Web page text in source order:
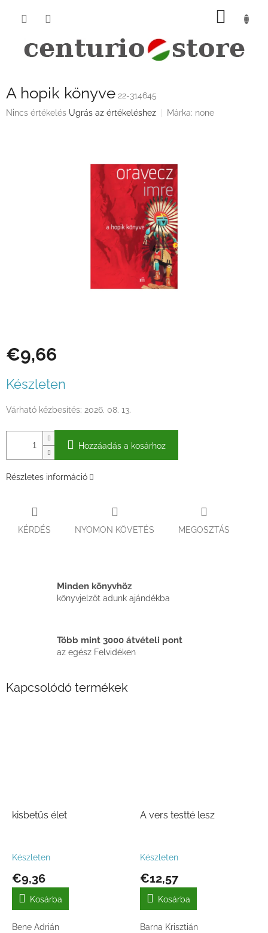
KOSÁR
A hopik könyve 22-314645
A
Nincs értékelés Ugrás az értékeléshez Márka: none
€9,66
Készleten
Várható kézbesítés: 2026. 08. 13.
Hozzáadás a kosárhoz
Részletes információ
KÉRDÉS NYOMON KÖVETÉS MEGOSZTÁS
Minden könyvhöz
könyvjelzőt adunk ajándékba
Több mint 3000 átvételi pont
az egész Felvidéken
Kapcsolódó termékek
kisbetűs élet
Készleten
€9,36
Kosárba
Bene Adrián
A vers testté lesz
Készleten
€12,57
Kosárba
Barna Krisztián